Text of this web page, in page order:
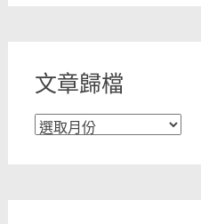
文章歸檔
文